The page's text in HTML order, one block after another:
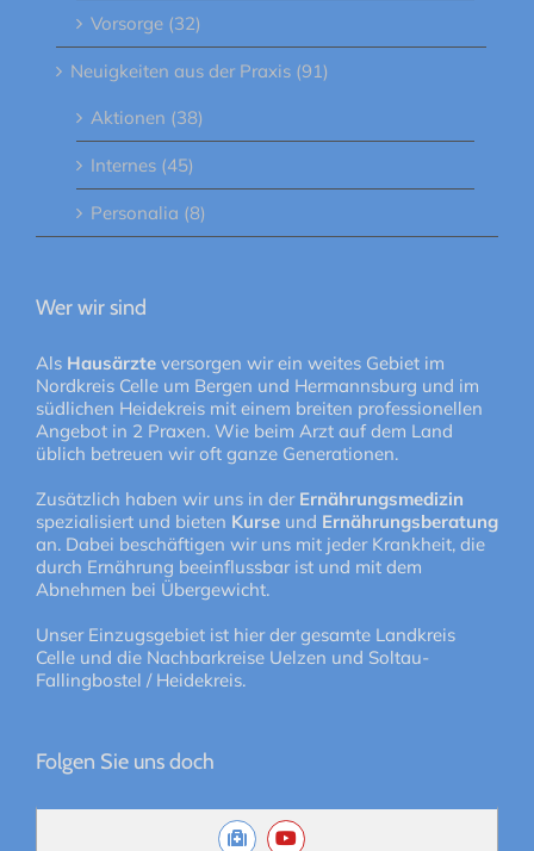
Vorsorge (32)
Neuigkeiten aus der Praxis (91)
Aktionen (38)
Internes (45)
Personalia (8)
Wer wir sind
Als Hausärzte versorgen wir ein weites Gebiet im
Nordkreis Celle um Bergen und Hermannsburg und im
südlichen Heidekreis mit einem breiten professionellen
Angebot in 2 Praxen. Wie beim Arzt auf dem Land
üblich betreuen wir oft ganze Generationen.
Zusätzlich haben wir uns in der Ernährungsmedizin
spezialisiert und bieten Kurse und Ernährungsberatung
an. Dabei beschäftigen wir uns mit jeder Krankheit, die
durch Ernährung beeinflussbar ist und mit dem
Abnehmen bei Übergewicht.
Unser Einzugsgebiet ist hier der gesamte Landkreis
Celle und die Nachbarkreise Uelzen und Soltau-
Fallingbostel / Heidekreis.
Folgen Sie uns doch